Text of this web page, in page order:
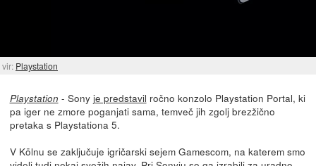
vir: Playstation
Playstation - Sony je predstavil ročno konzolo Playstation Portal, ki
pa iger ne zmore poganjati sama, temveč jih zgolj brezžično
pretaka s Playstationa 5.
V Kölnu se zaključuje igričarski sejem Gamescom, na katerem smo